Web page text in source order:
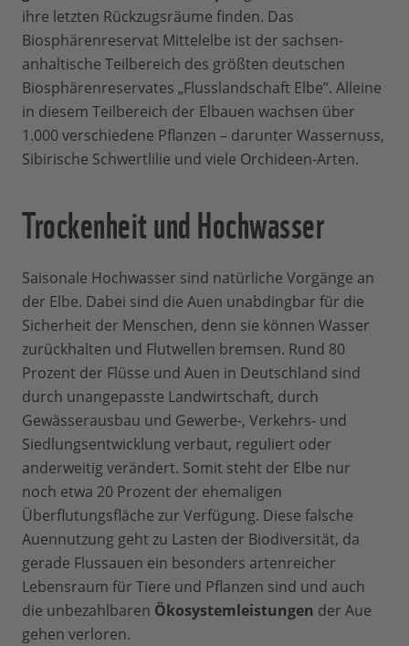
ihre letzten Rückzugsräume finden. Das
Biosphärenreservat Mittelelbe ist der sachsen-
anhaltische Teilbereich des größten deutschen
Biosphärenreservates „Flusslandschaft Elbe”. Alleine
in diesem Teilbereich der Elbauen wachsen über
1.000 verschiedene Pflanzen – darunter Wassernuss,
Sibirische Schwertlilie und viele Orchideen-Arten.
Trockenheit und Hochwasser
Saisonale Hochwasser sind natürliche Vorgänge an
der Elbe. Dabei sind die Auen unabdingbar für die
Sicherheit der Menschen, denn sie können Wasser
zurückhalten und Flutwellen bremsen. Rund 80
Prozent der Flüsse und Auen in Deutschland sind
durch unangepasste Landwirtschaft, durch
Gewässerausbau und Gewerbe-, Verkehrs- und
Siedlungsentwicklung verbaut, reguliert oder
anderweitig verändert. Somit steht der Elbe nur
noch etwa 20 Prozent der ehemaligen
Überflutungsfläche zur Verfügung. Diese falsche
Auennutzung geht zu Lasten der Biodiversität, da
gerade Flussauen ein besonders artenreicher
Lebensraum für Tiere und Pflanzen sind und auch
die unbezahlbaren Ökosystemleistungen der Aue
gehen verloren.